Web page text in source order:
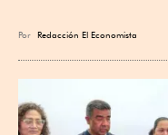
Por Redacción El Economista